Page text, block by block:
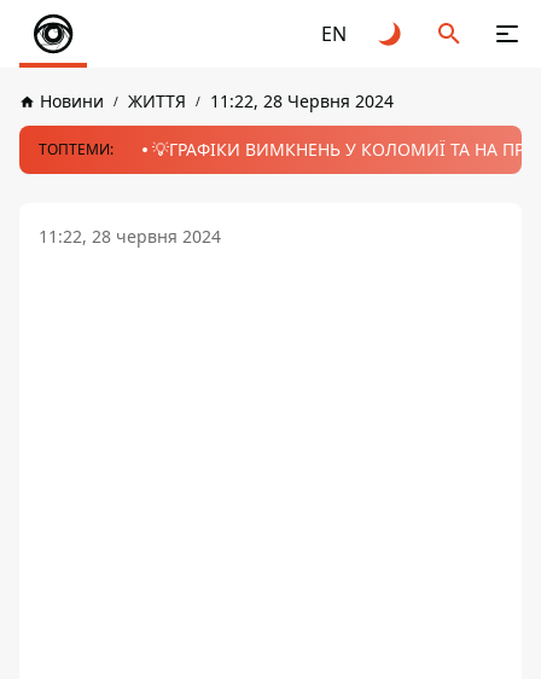
EN
Новини ЖИТТЯ 11:22, 28 Червня 2024
ТОПТЕМИ: 💡ГРАФІКИ ВИМКНЕНЬ У КОЛОМИЇ ТА НА
11:22, 28 червня 2024